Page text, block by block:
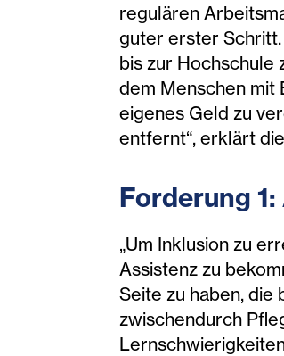
regulären
guter erster Schritt.
bis zur Hochschule
dem Menschen mit
eigenes Geld zu
entfernt“, erklärt
Forderung
„Um Inklusion zu
Assistenz zu
Seite zu haben, die
zwischendurch